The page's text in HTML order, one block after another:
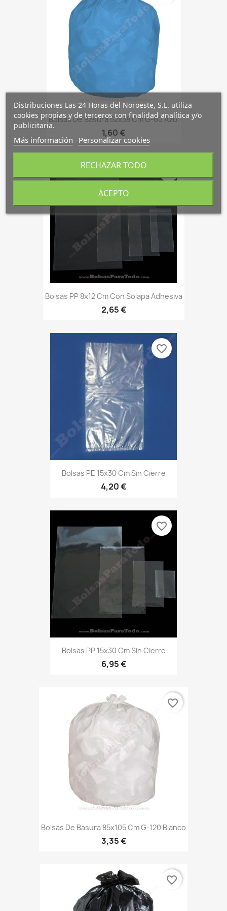
Bolsas De Basura 52x58 Cm G-60 Azul
1,60 €
Bolsas PP 8x12 Cm Con Solapa Adhesiva
2,65 €
Bolsas PE 15x30 Cm Sin Cierre
4,20 €
favorite_border
Bolsas PP 15x30 Cm Sin Cierre
6,95 €
favorite_border
Bolsas De Basura 85x105 Cm G-120 Blanco
3,35 €
favorite_border
favorite_border
Distribuciones Las 24 Horas del Noroeste, S.L. utiliza
cookies propias y de terceros con finalidad analítica y/o
publicitaria.
Más información Personalizar cookies
RECHAZAR TODO
ACEPTO